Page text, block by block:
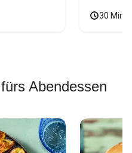
30
Abendessen